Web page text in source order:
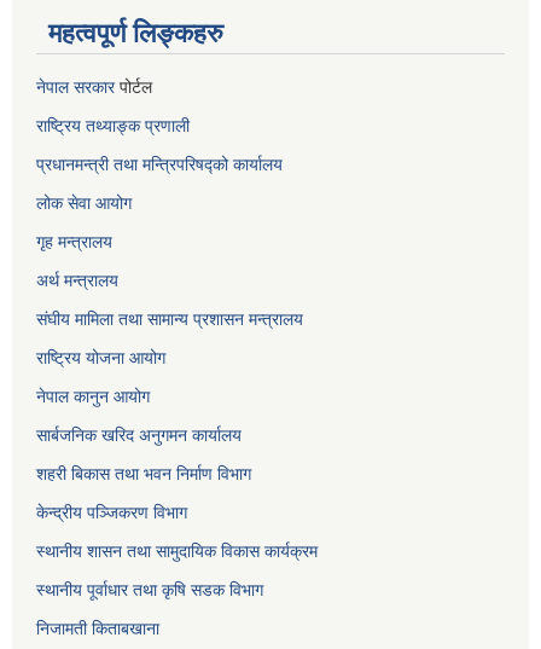
महत्वपूर्ण लिङ्कहरु
नेपाल सरकारपोर्टल
राष्ट्रिय तथ्याङ्क प्रणाली
प्रधानमन्त्री तथा मन्त्रिपरिषद्को कार्यालय
लोक सेवाआयोग
गृह मन्त्रालय
अर्थ मन्त्रालय
संघीय मामिला तथा सामान्य प्रशासन मन्त्रालय
राष्ट्रिय योजना आयोग
नेपाल कानुन आयोग
सार्बजनिक खरिद अनुगमन कार्यालय
शहरी बिकास तथा भवन निर्माण विभाग
केन्द्रीय पञ्जिकरण विभाग
स्थानीय शासन तथा सामुदायिक विकास कार्यक्रम
स्थानीय पूर्वाधार तथा कृषि सडक विभाग
निजामती किताबखाना